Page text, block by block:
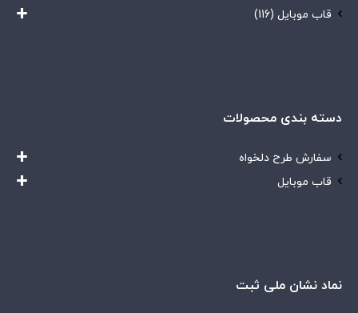
قاب موبایل (116)
دسته بندی محصولات
سفارش طرح دلخواه
قاب موبایل
نماد نشان ملی ثبت